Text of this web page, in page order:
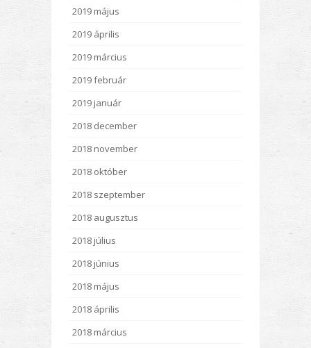
2019 május
2019 április
2019 március
2019 február
2019 január
2018 december
2018 november
2018 október
2018 szeptember
2018 augusztus
2018 július
2018 június
2018 május
2018 április
2018 március